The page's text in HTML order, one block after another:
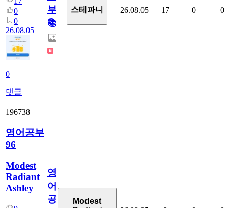
0
0
26.08.05
0
댓글
부!
📚
스테파니 26.08.05 17 0 0
196738
영어공부
96
Modest
Radiant
Ashley
영
어
공
Modest